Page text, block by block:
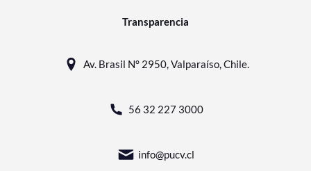
Transparencia
Av. Brasil N° 2950, Valparaíso, Chile.
56 32 227 3000
info@pucv.cl